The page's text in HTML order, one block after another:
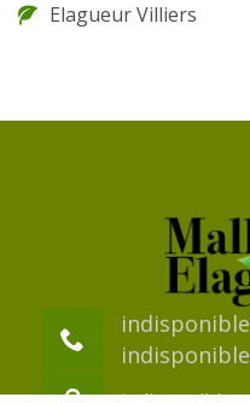
Elagueur Villiers
indisponible
indisponible